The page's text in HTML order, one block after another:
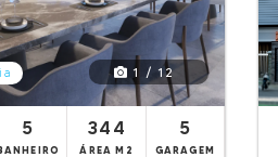
1 / 12
5 344
ÁREA M2
5
GARAGEM